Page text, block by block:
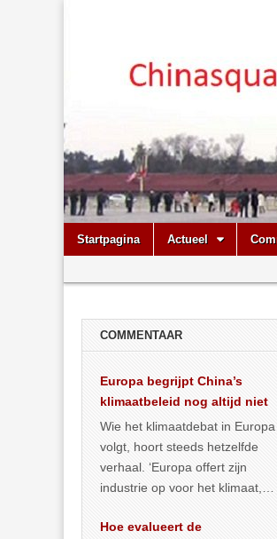
Main
menu
Skip
Startpagina Actueel
menu
COMMENTAAR
Europa begrijpt China’s
klimaatbeleid nog altijd niet
Wie het klimaatdebat in Europa
volgt, hoort steeds hetzelfde
verhaal. ‘Europa offert zijn
industrie op voor het klimaat,
vergroening… >> lees meer
Hoe evalueert de